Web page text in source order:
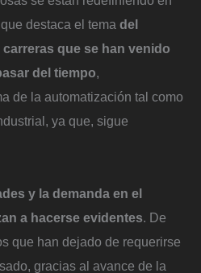
destaca el tema del
que se han venido
del tiempo
de la automatización tal como
ya que, sigue
y la demanda en el
a hacerse evidentes . De
que han dejado de requerirse
gracias al avance de la